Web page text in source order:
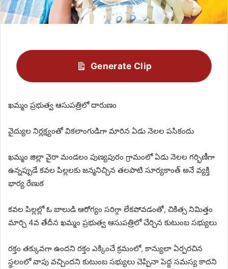
Generate Clip
ఖమ్మం ప్రభుత్వ ఆసుపత్రిలో దారుణం
వైద్యుల నిర్లక్ష్యంతో వికలాంగుడిగా మారిన ఏడు నెలల పసికందు
ఖమ్మం జిల్లా వైరా మండలం పుణ్యపురం గ్రామంలో ఏడు నెలల గర్భిణీగా
ఉన్నప్పుడే కవల పిల్లలకు జన్మనిచ్చిన తలపాటి సూర్యకాంత్ అనే వ్యక్తి
భార్య రేణుక
కవల పిల్లల్లో ఓ బాలుడి ఆరోగ్యం సరిగ్గా లేకపోవడంతో, చికిత్స నిమిత్తం
మార్చి 4వ తేదీన ఖమ్మం ప్రభుత్వ ఆసుపత్రిలో చేర్చిన కుటుంబ సభ్యులు
రక్తం తక్కువగా ఉందని రక్తం ఎక్కించే క్రమంలో, కాన్యులా ఏర్పరచిన
స్థలంలో వాపు వచ్చిందని కుటుంబ సభ్యులు చెప్పినా పెద్ద సమస్య కాదని